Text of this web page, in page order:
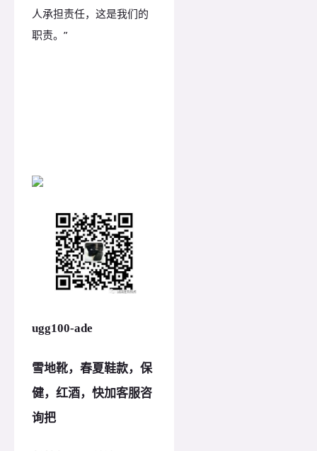
人承担责任，这是我们的
职责。”
ugg100-ade
雪地靴，春夏鞋款，保
健，红酒，快加客服咨
询把